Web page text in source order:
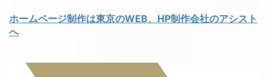
ホームページ制作は東京のWEB、HP制作会社のアシスト
へ